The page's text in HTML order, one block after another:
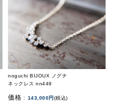
noguchi BIJOUX ノグチ
ネックレス nn449
価格 : 143,000円 (税込)